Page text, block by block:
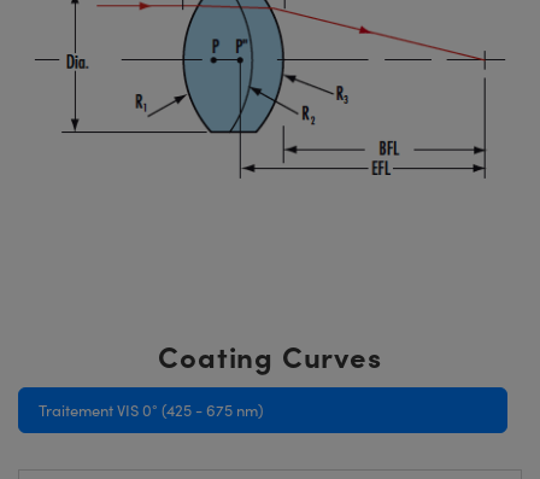
Coating Curves
Traitement VIS 0° (425 - 675 nm)